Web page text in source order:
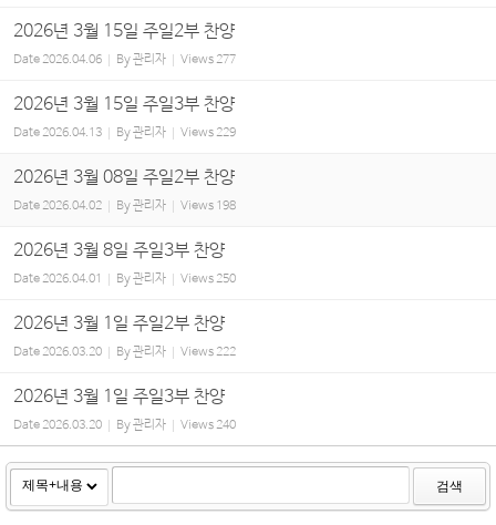
2026년 3월 15일 주일2부 찬양
Date2026.04.06 By관리자 Views277
2026년 3월 15일 주일3부 찬양
Date2026.04.13 By관리자 Views229
2026년 3월 08일 주일2부 찬양
Date 2026.04.02 By관리자 Views 198
2026년 3월 8일 주일3부 찬양
Date2026.04.01 By관리자 Views250
2026년 3월 1일 주일2부 찬양
Date2026.03.20 By관리자 Views222
2026년 3월 1일 주일3부 찬양
Date2026.03.20 By관리자 Views240
검색